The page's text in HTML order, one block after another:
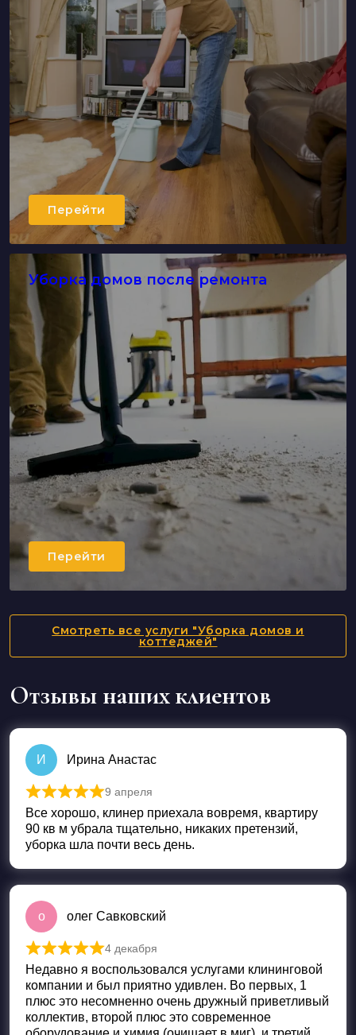
Перейти
Уборка домов после ремонта
Перейти
Смотреть все услуги "Уборка домов и
коттеджей"
Отзывы наших клиентов
И Ирина Анастас
Оценка из 5
9 апреля
Все хорошо, клинер приехала вовремя, квартиру
90 кв м убрала тщательно, никаких претензий,
уборка шла почти весь день.
о олег Савковский
Оценка 5 из 5
4 декабря
Недавно я воспользовался услугами клининговой
компании и был приятно удивлен. Во первых, 1
плюс это несомненно очень дружный приветливый
коллектив, второй плюс это современное